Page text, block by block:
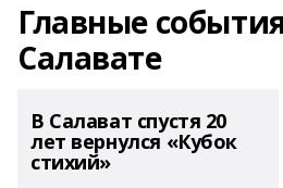
Главные
Салавате
В Салават спустя 20
лет вернулся «Кубок
стихий»